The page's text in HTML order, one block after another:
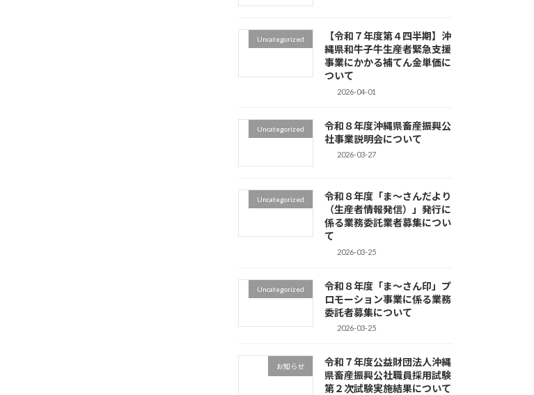
Uncategorized
【令和７年度第４四半期】沖
縄県和牛子牛生産者緊急支援
事業にかかる補てん金単価に
ついて
2026-04-01
Uncategorized
令和８年度沖縄県畜産振興公
社事業説明会について
2026-03-27
Uncategorized
令和８年度「ま～さんだより
（生産者情報発信）」発行に
係る業務委託業者募集につい
て
2026-03-25
Uncategorized
令和８年度「ま～さん印」プ
ロモーション事業に係る業務
委託者募集について
2026-03-25
お知らせ
令和７年度公益財団法人沖縄
県畜産振興公社職員採用試験
第２次試験実施結果について